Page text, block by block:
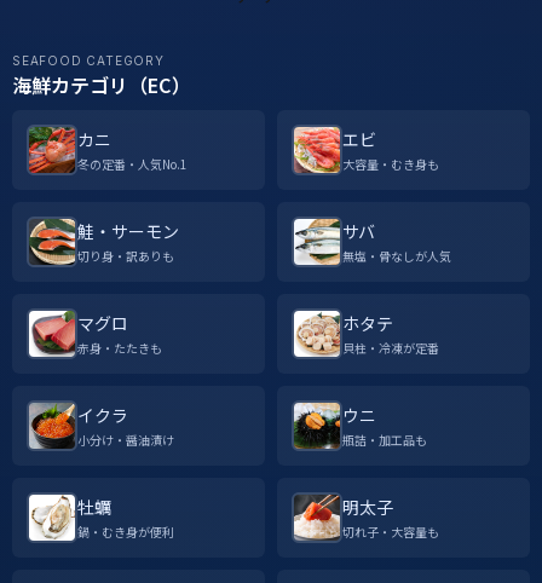
SEAFOOD CATEGORY
海鮮カテゴリ（EC）
カニ
冬の定番・人気No.1
エビ
大容量・むき身も
鮭・サーモン
切り身・訳ありも
サバ
無塩・骨なしが人気
マグロ
赤身・たたきも
ホタテ
貝柱・冷凍が定番
イクラ
小分け・醤油漬け
ウニ
瓶詰・加工品も
牡蠣
鍋・むき身が便利
明太子
切れ子・大容量も